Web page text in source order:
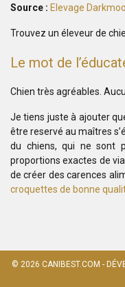
Source : Elevage
Trouvez un éleveur de
Le mot de
Chien très agréables.
Je tiens juste à ajouter
être reservé au maîtres
du chiens, qui ne sont
proportions exactes de
de créer des carences
croquettes de bonne
© 2026 CANIBEST.COM -